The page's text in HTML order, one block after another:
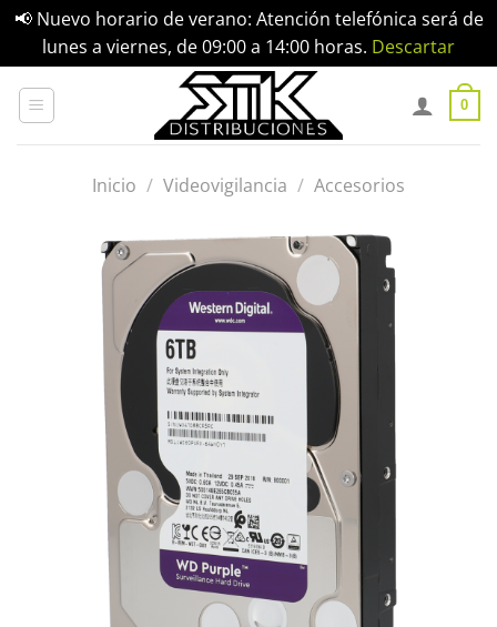
📢 Nuevo horario de verano: Atención telefónica será de
lunes a viernes, de 09:00 a 14:00 horas. Descartar
0
Inicio / Videovigilancia / Accesorios